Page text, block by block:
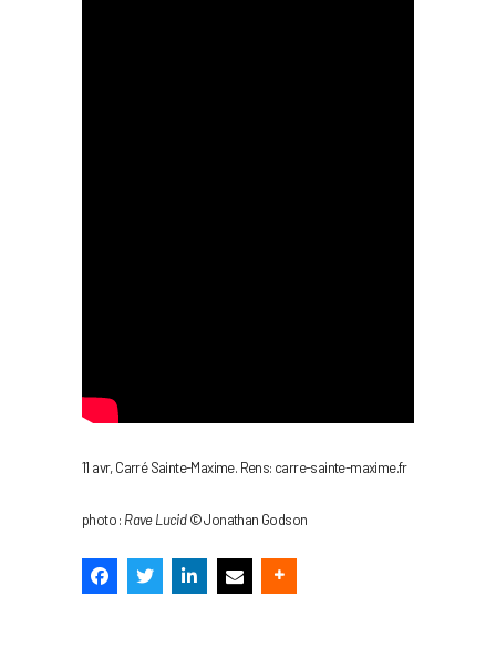
11 avr, Carré Sainte-Maxime. Rens: carre-sainte-maxime.fr
photo : Rave Lucid© Jonathan Godson